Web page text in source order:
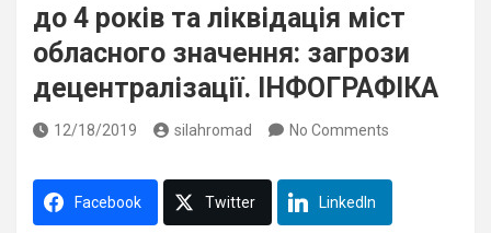
до 4 років та ліквідація міст
обласного значення: загрози
децентралізації. ІНФОГРАФІКА
12/18/2019 silahromad No Comments
Facebook Twitter LinkedIn